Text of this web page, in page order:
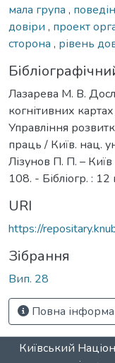
мала група ,
довіри , проект
сторона , рівень
Лазарева М. В.
когнітивних
Управління
праць / Київ. нац.
Лізунов П. П. –
108. - Бібліогр. : 12
URI
https://
Зібрання
Вип. 28
Повна
Київський